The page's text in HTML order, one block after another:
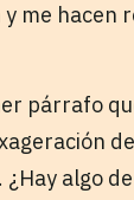
me hacen
párrafo
¿Hay algo